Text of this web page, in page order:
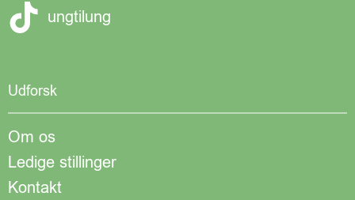
ungtilung
Udforsk
Om os
Ledige stillinger
Kontakt